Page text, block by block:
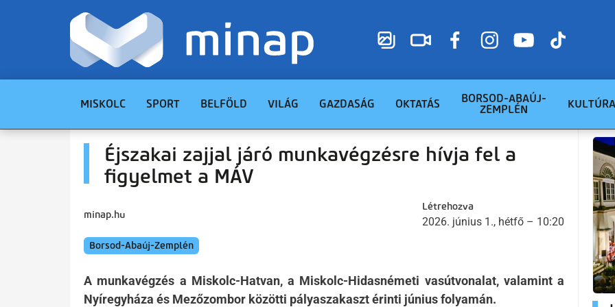
MISKOLC SPORT BELFÖLD VILÁG GAZDASÁG OKTATÁS
BORSOD-ABAÚJ-
ZEMPLÉN
KULTÚRA
Éjszakai zajjal járó munkavégzésre hívja fel a
figyelmet a MÁV
minap.hu
Létrehozva
2026. június 1., hétfő – 10:20
Borsod-Abaúj-Zemplén
A munkavégzés a Miskolc-Hatvan, a Miskolc-Hidasnémeti vasútvonalat, valamint a
Nyíregyháza és Mezőzombor közötti pályaszakaszt érinti június folyamán.